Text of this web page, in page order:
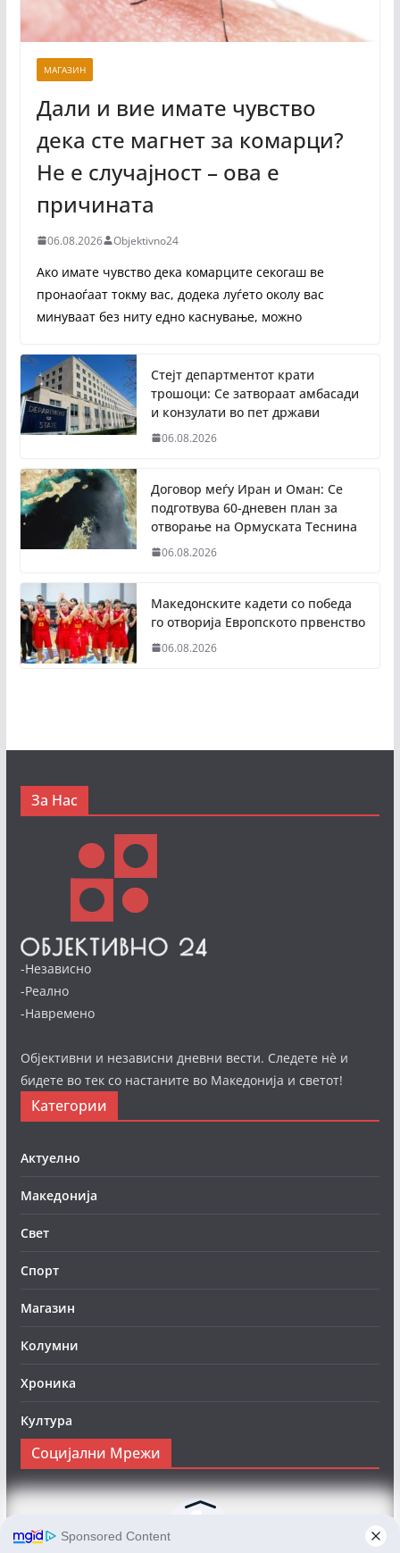
МАГАЗИН
Дали и вие имате чувство
дека сте магнет за комарци?
Не е случајност – ова е
причината
06.08.2026 Objektivno24
Ако имате чувство дека комарците секогаш ве
пронаоѓаат токму вас, додека луѓето околу вас
минуваат без ниту едно каснување, можно
Стејт департментот крати
трошоци: Се затвораат амбасади
и конзулати во пет држави
06.08.2026
Договор меѓу Иран и Оман: Се
подготвува 60-дневен план за
отворање на Ормуската Теснина
06.08.2026
Македонските кадети со победа
го отворија Европското првенство
06.08.2026
За Нас
-Независно
-Реално
-Навремено
Објективни и независни дневни вести. Следете нè и
бидете во тек со настаните во Македонија и светот!
Категории
Актуелно
Македонија
Свет
Спорт
Магазин
Колумни
Хроника
Култура
Социјални Мрежи